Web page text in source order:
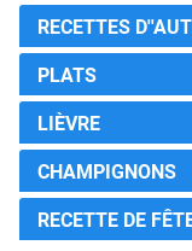
RECETTES
PLATS
LIÈVRE
CHAMPIGNONS
RECETTE DE